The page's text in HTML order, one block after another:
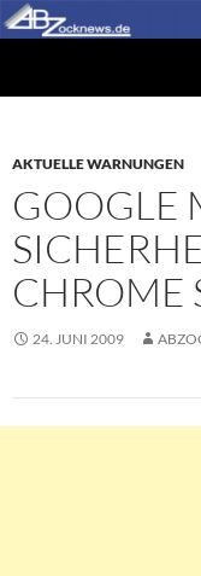
Zum
Inhalt
AKTUELLE WARNUNGEN
GOOGLE
CHROME
24. JUNI 2009